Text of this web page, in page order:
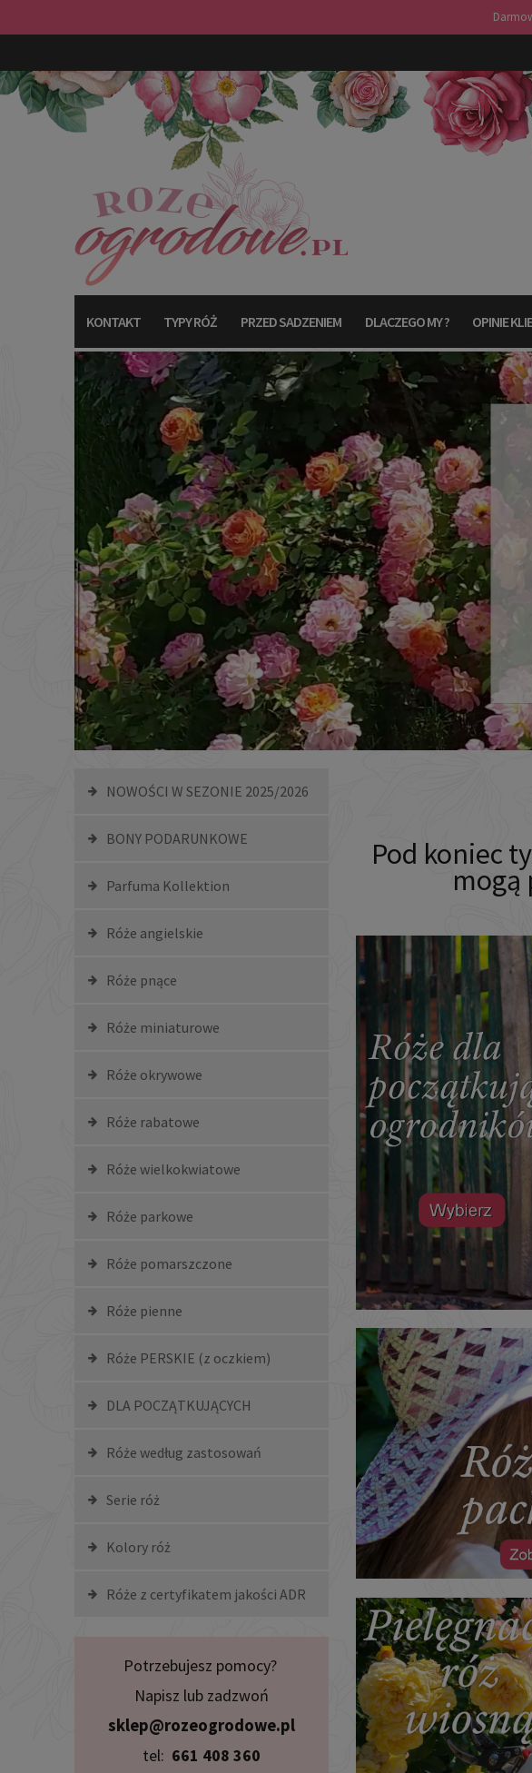
KONTAKT TYPY RÓŻ PRZED SADZENIEM DLACZEGO MY ? OPINIE
TYPY RÓŻ
NOWOŚCI W SEZONIE 2025/2026
BONY PODARUNKOWE
Parfuma Kollektion
Róże angielskie
Róże pnące
Róże miniaturowe
Róże okrywowe
Róże rabatowe
Róże wielkokwiatowe
Róże parkowe
Róże pomarszczone
Róże pienne
Róże PERSKIE (z oczkiem)
DLA POCZĄTKUJĄCYCH
Róże według zastosowań
Serie róż
Kolory róż
Róże z certyfikatem jakości ADR
Potrzebujesz pomocy?
Napisz lub zadzwoń
sklep@rozeogrodowe.pl
tel: 661 408 360
Pod koniec
mogą